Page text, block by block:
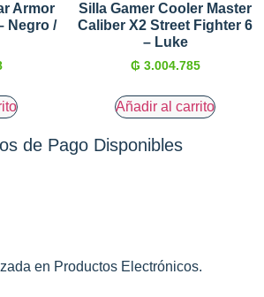
Armor
Negro /
Silla Gamer Cooler Master
Caliber X2 Street Fighter 6
– Luke
₲ 3.004.785
Añadir al carrito
de Pago Disponibles
en Productos Electrónicos.